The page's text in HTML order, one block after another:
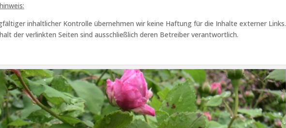
inhaltlicher Kontrolle übernehmen wir keine Haftung für die Inhalte externer Links.
der verlinkten Seiten sind ausschließlich deren Betreiber verantwortlich.